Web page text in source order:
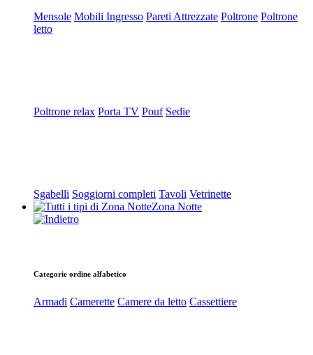
Mensole Mobili Ingresso Pareti Attrezzate Poltrone Poltrone
letto
Poltrone relax Porta TV Pouf Sedie
Sgabelli Soggiorni completi Tavoli Vetrinette
Zona Notte
Categorie ordine alfabetico
Armadi Camerette Camere da letto Cassettiere